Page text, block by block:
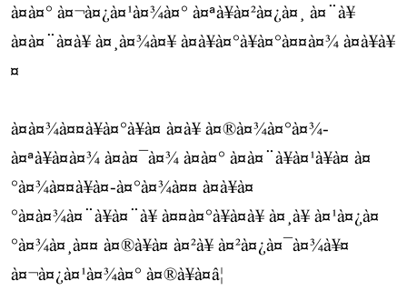
à¤à¤° à¤¬à¤¿à¤¹à¤¾à¤° à¤ªà¥à¤²à¤¿à¤¸ à¤¨à¥
à¤à¤¨à¤à¥ à¤¸à¤¾à¤¥ à¤à¥à¤°à¥à¤°à¤¤à¤¾ à¤à¥à¥
¤
à¤à¤¾à¤¤à¥à¤°à¥à¤ à¤à¥ à¤®à¤¾à¤°à¤¾-
à¤ªà¥à¤à¤¾ à¤à¤¯à¤¾ à¤à¤° à¤à¤¨à¥à¤¹à¥à¤ à¤
°à¤¾à¤¤à¥à¤-à¤°à¤¾à¤¤ à¤à¥à¤
°à¤à¤¾à¤¨à¥à¤¨à¥ à¤¤à¤°à¥à¤à¥ à¤¸à¥ à¤¹à¤¿à¤
°à¤¾à¤¸à¤¤ à¤®à¥à¤ à¤²à¥ à¤²à¤¿à¤¯à¤¾à¥¤
à¤¬à¤¿à¤¹à¤¾à¤° à¤®à¥à¤â¦